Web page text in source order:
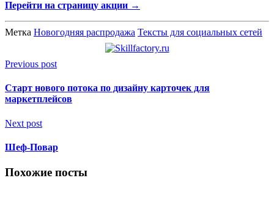
Перейти на страницу акции →
Метка Новогодняя распродажа Тексты для социальных сетей
Previous post
Старт нового потока по дизайну карточек для
маркетплейсов
Next post
Шеф-Повар
Похожие посты